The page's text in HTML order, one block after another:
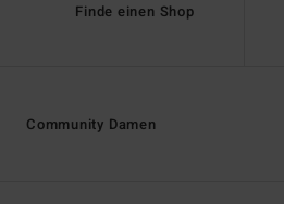
Finde einen Shop
Community Damen